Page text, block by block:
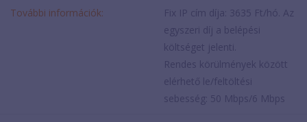
További információk:
Fix IP cím díja: 3635 Ft/hó. Az
egyszeri díj a belépési
költséget jelenti.
Rendes körülmények között
elérhető le/feltöltési
sebesség: 50 Mbps/6 Mbps